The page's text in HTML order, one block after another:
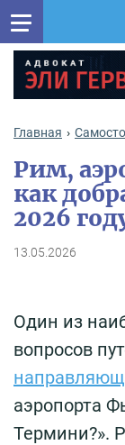
Главная
Рим,
как
2026
13.05.2026
Один из
вопросов
аэропорта
Термини?».